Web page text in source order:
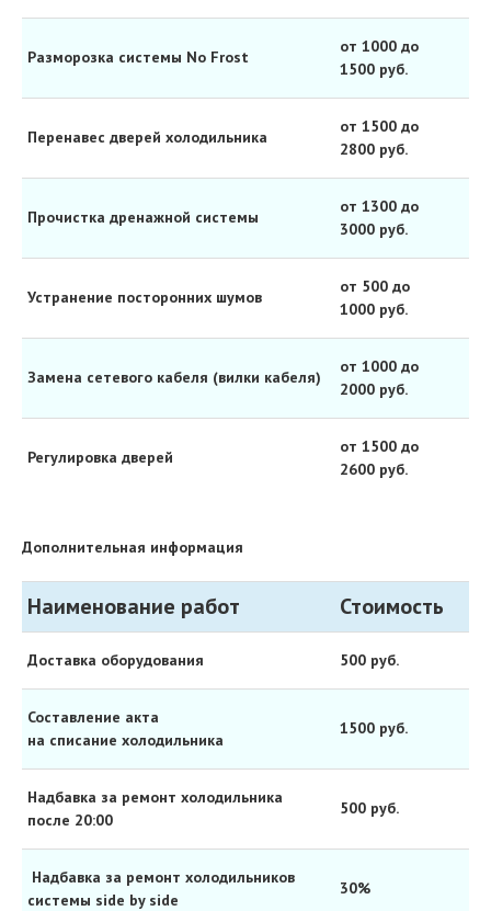
Разморозка системы No Frost
от 1000 до
1500 руб.
Перенавес дверей холодильника
от 1500 до
2800 руб.
Прочистка дренажной системы
от 1300 до
3000 руб.
Устранение посторонних шумов
от 500 до
1000 руб.
Замена сетевого кабеля (вилки кабеля)
от 1000 до
2000 руб.
Регулировка дверей
от 1500 до
2600 руб.
Дополнительная информация
Наименование работ Стоимость
Доставка оборудования 500 руб.
Составление акта
на списание холодильника
1500 руб.
Надбавка за ремонт холодильника
после 20:00
500 руб.
Надбавка за ремонт холодильников
системы side by side
30%